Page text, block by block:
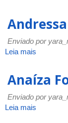
Enviado por
Leia mais
Canêdo
de
Anaíza
Enviado por
Leia mais